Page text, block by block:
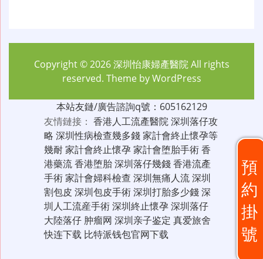
預
約
掛
號
Copyright © 2026深圳怡康婦產醫院All rights
reserved. Theme byWordPress
本站友鏈/廣告諮詢q號：605162129
友情鏈接： 香港人工流產醫院深圳落仔攻
略 深圳性病檢查幾多錢家計會終止懷孕等
幾耐家計會終止懷孕家計會堕胎手術香
港藥流香港堕胎深圳落仔幾錢香港流產
手術家計會婦科檢查 深圳無痛人流深圳
割包皮 深圳包皮手術深圳打胎多少錢深
圳人工流産手術深圳終止懷孕深圳落仔
大陸落仔 肿瘤网 深圳亲子鉴定 真爱旅舍
快连下载 比特派钱包官网下载